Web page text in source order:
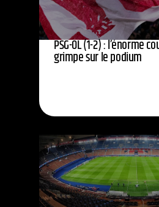
PSG-OL (1-2) : l’énorme
grimpe sur le podium